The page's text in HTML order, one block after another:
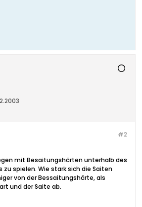
#2
mit Besaitungshärten unterhalb des
spielen. Wie stark sich die Saiten
von der Bessaitungshärte, als
und der Saite ab.